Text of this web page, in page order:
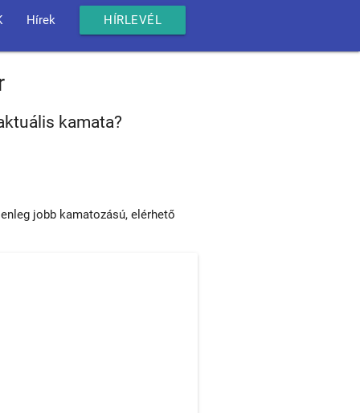
Hírek HÍRLEVÉL
kamata?
jobb kamatozású, elérhető